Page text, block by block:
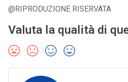
@RIPRODUZIONE RISERVATA
Valuta la qualità di